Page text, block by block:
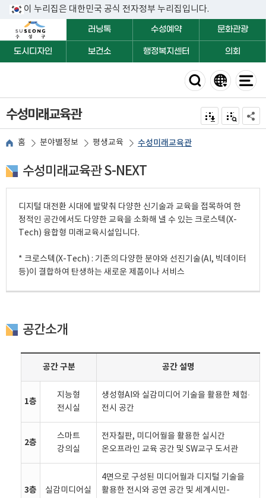
이 누리집은 대한민국 공식 전자정부 누리집입니다.
러닝톡
수성예약 문화관광
도시디자인 보건소 행정복지센터 의회
수성미래교육관 전자점자 내려받기
점자미리 보
공유
홈 분야별정보 평생교육 수성미래교육관
수성미래교육관 S-NEXT
디지털 대전환 시대에 발맞춰 다양한 신기술과 교육을 접목하여 한
정적인 공간에서도 다양한 교육을 소화해 낼 수 있는 크로스텍(X-
Tech) 융합형 미래교육시설입니다.
* 크로스텍(X-Tech) : 기존의 다양한 분야와 선진기술(AI, 빅데이터
등)이 결합하여 탄생하는 새로운 제품이나 서비스
공간소개
공간 구분 공간 설명
1층
지능형
전시실
생성형AI와 실감미디어 기술을 활용한 체험·
전시 공간
2층
스마트
강의실
전자칠판, 미디어월을 활용한 실시간
온오프라인 교육 공간 및 SW교구 도서관
3층 실감미디어실
4면으로 구성된 미디어월과 디지털 기술을
활용한 전시와 공연 공간 및 세계시민-